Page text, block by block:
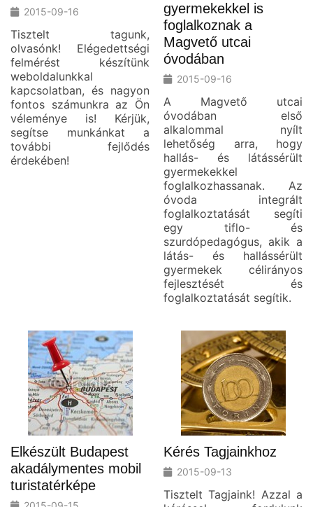
2015-09-16
Tisztelt tagunk,
olvasónk! Elégedettségi
felmérést készítünk
weboldalunkkal
kapcsolatban, és nagyon
fontos számunkra az Ön
véleménye is! Kérjük,
segítse munkánkat a
további fejlődés
érdekében!
gyermekekkel is
foglalkoznak a
Magvető utcai
óvodában
2015-09-16
A Magvető utcai
óvodában első
alkalommal nyílt
lehetőség arra, hogy
hallás- és látássérült
gyermekekkel
foglalkozhassanak. Az
óvoda integrált
foglalkoztatását segíti
egy tiflo- és
szurdópedagógus, akik a
látás- és hallássérült
gyermekek célirányos
fejlesztését és
foglalkoztatását segítik.
Elkészült Budapest
akadálymentes mobil
turistatérképe
Kérés Tagjainkhoz
2015-09-13
Tisztelt Tagjaink! Azzal a